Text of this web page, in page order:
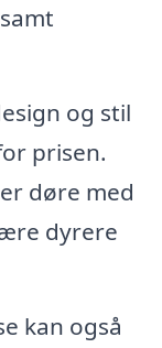
og stil
prisen.
døre med
dyrere
kan også